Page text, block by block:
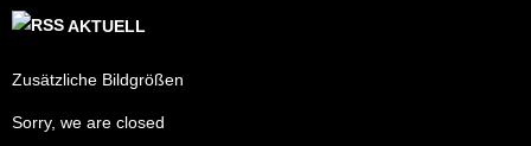
AKTUELL
Zusätzliche Bildgrößen
Sorry, we are closed